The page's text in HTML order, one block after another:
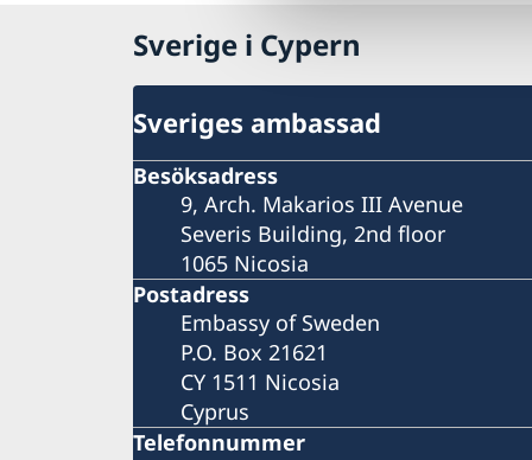
Sverige i Cypern
Sveriges ambassad
Besöksadress
9, Arch. Makarios III Avenue
Severis Building, 2nd floor
1065 Nicosia
Postadress
Embassy of Sweden
P.O. Box 21621
CY 1511 Nicosia
Cyprus
Telefonnummer